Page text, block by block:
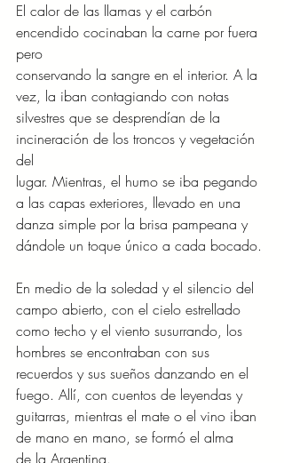
El calor de las llamas y el carbón
encendido cocinaban la carne por fuera
pero
conservando la sangre en el interior. A la
vez, la iban contagiando con notas
silvestres que se desprendían de la
incineración de los troncos y vegetación
del
lugar. Mientras, el humo se iba pegando
a las capas exteriores, llevado en una
danza simple por la brisa pampeana y
dándole un toque único a cada bocado.
En medio de la soledad y el silencio del
campo abierto, con el cielo estrellado
como techo y el viento susurrando, los
hombres se encontraban con sus
recuerdos y sus sueños danzando en el
fuego. Allí, con cuentos de leyendas y
guitarras, mientras el mate o el vino iban
de mano en mano, se formó el alma
de la Argentina.